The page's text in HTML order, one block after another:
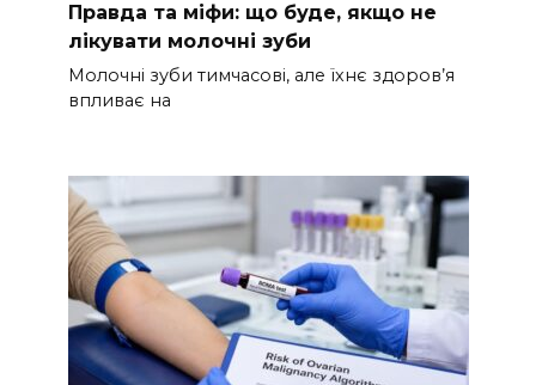
Правда та міфи: що буде, якщо не
лікувати молочні зуби
Молочні зуби тимчасові, але їхнє здоров’я
впливає на